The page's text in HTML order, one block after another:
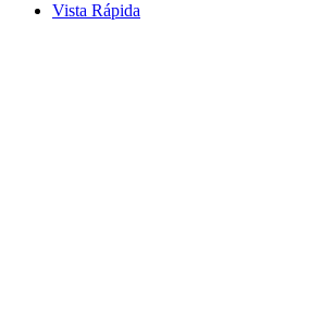
Vista Rápida